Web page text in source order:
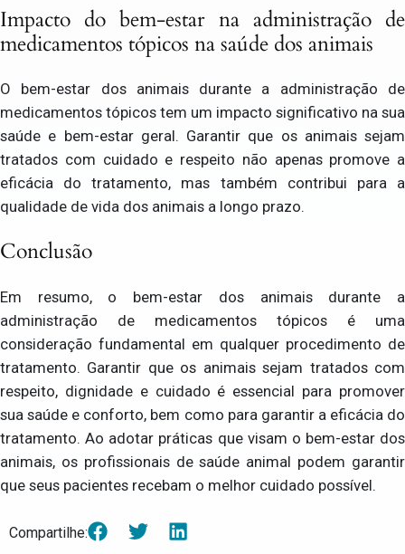
Impacto do bem-estar na administração de
medicamentos tópicos na saúde dos animais
O bem-estar dos animais durante a administração de
medicamentos tópicos tem um impacto significativo na sua
saúde e bem-estar geral. Garantir que os animais sejam
tratados com cuidado e respeito não apenas promove a
eficácia do tratamento, mas também contribui para a
qualidade de vida dos animais a longo prazo.
Conclusão
Em resumo, o bem-estar dos animais durante a
administração de medicamentos tópicos é uma
consideração fundamental em qualquer procedimento de
tratamento. Garantir que os animais sejam tratados com
respeito, dignidade e cuidado é essencial para promover
sua saúde e conforto, bem como para garantir a eficácia do
tratamento. Ao adotar práticas que visam o bem-estar dos
animais, os profissionais de saúde animal podem garantir
que seus pacientes recebam o melhor cuidado possível.
Compartilhe: